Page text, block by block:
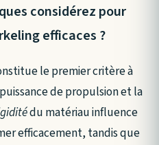
considérez pour
efficaces ?
le premier critère à
de propulsion et la
du matériau influence
efficacement, tandis que